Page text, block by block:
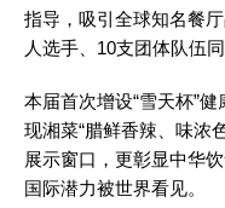
指导，吸引全球知名餐
人选手、10支团体队伍
本届首次增设“雪天杯”
现湘菜“腊鲜香辣、味浓
展示窗口，更彰显中华
国际潜力被世界看见。